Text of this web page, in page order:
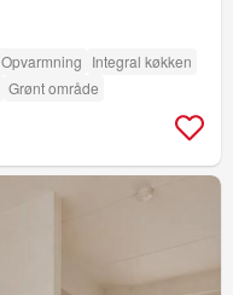
Opvarmning Integral køkken
Grønt område